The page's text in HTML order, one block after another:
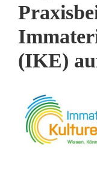
(IKE)